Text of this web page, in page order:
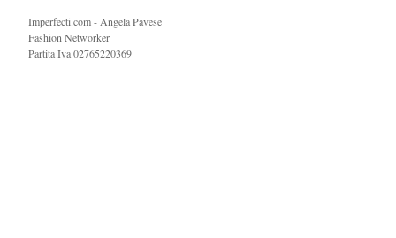
Imperfecti.com - Angela Pavese
Fashion Networker
Partita Iva 02765220369